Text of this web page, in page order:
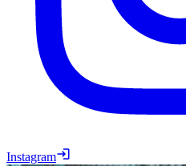
Instagram